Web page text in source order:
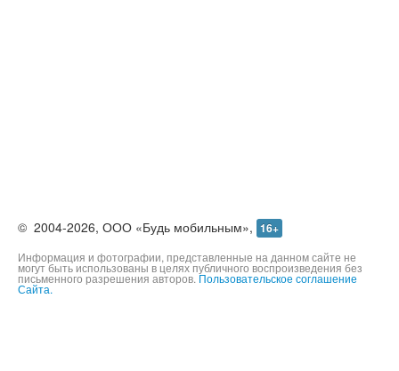
© 2004-2026, ООО «Будь мобильным», 16+
Информация и фотографии, представленные на данном сайте не
могут быть использованы в целях публичного воспроизведения без
письменного разрешения авторов. Пользовательское соглашение
Сайта.